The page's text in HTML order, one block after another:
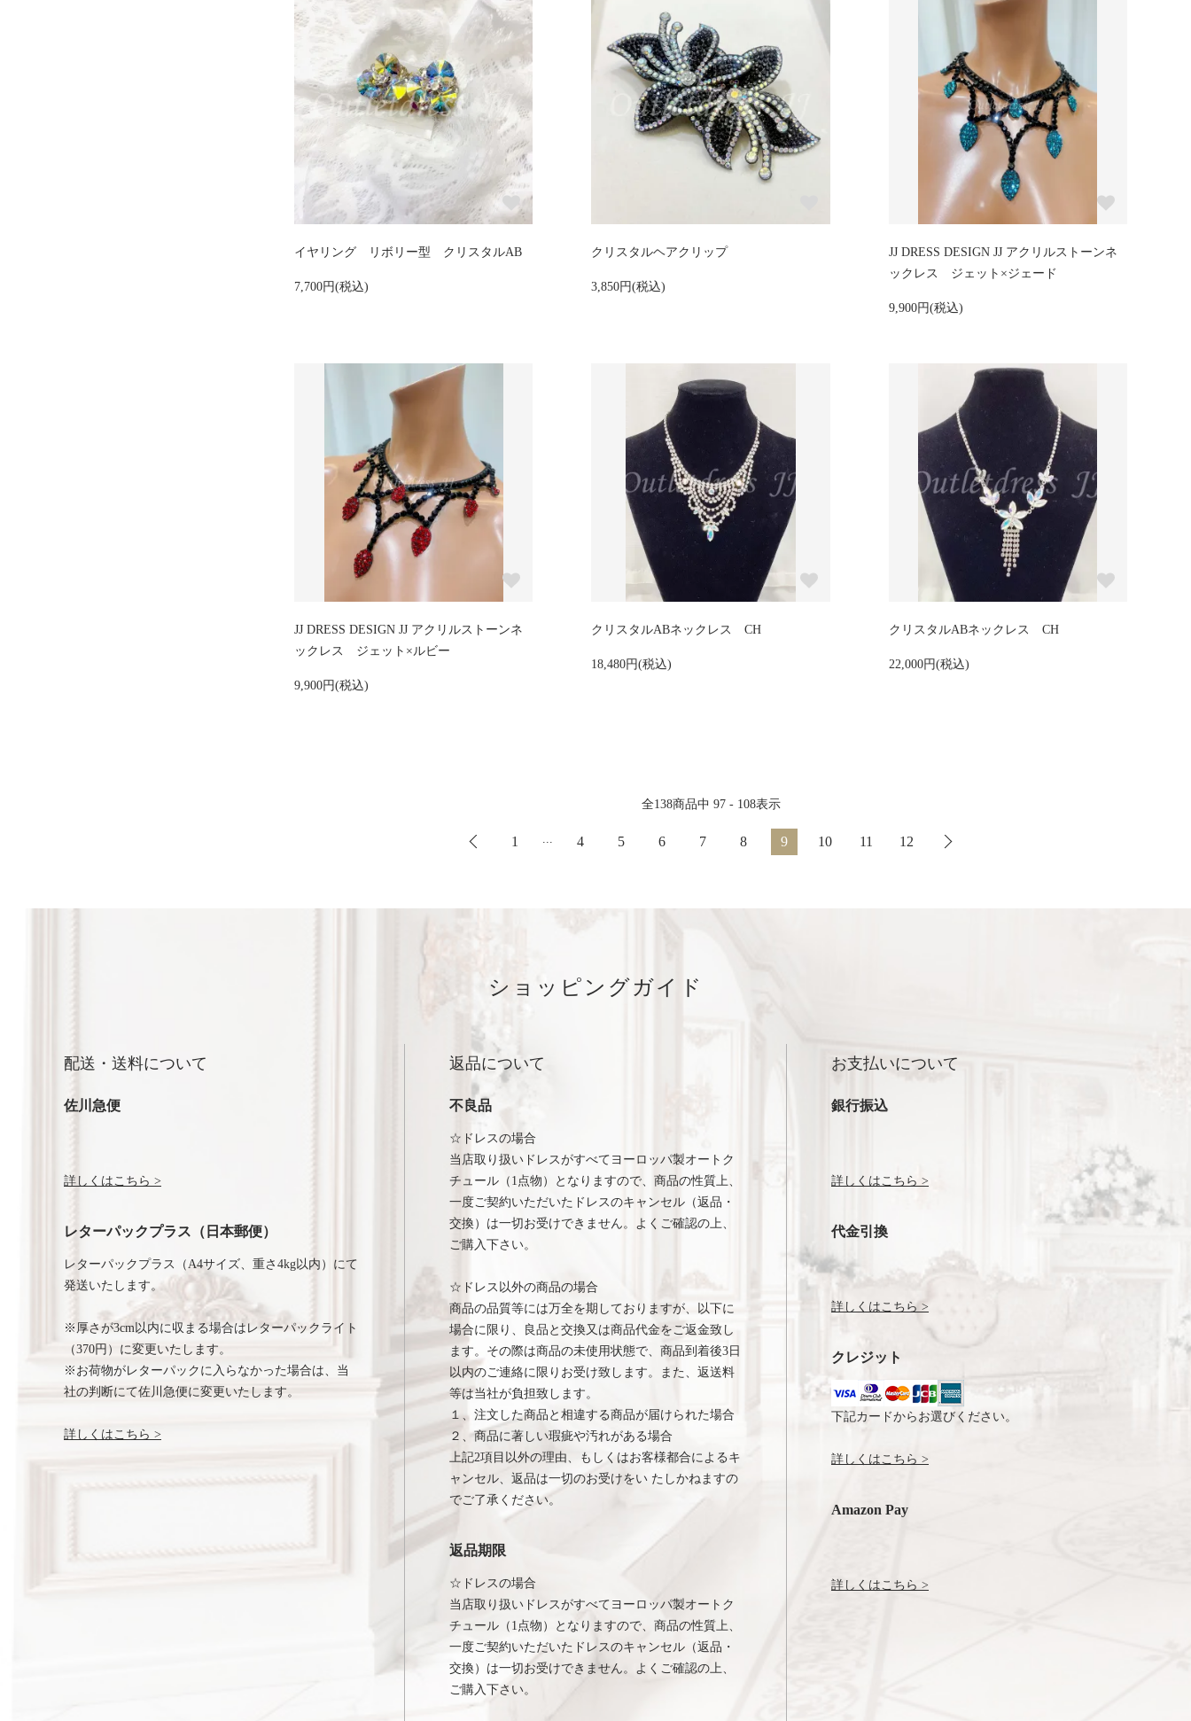
イヤリング リボリー型 クリスタルAB
7,700円(税込)
クリスタルヘアクリップ
3,850円(税込)
JJ DRESS DESIGN JJ アクリルストーンネ
ックレス ジェット×ジェード
9,900円(税込)
JJ DRESS DESIGN JJ アクリルストーンネ
ックレス ジェット×ルビー
9,900円(税込)
クリスタルABネックレス CH
18,480円(税込)
クリスタルABネックレス CH
22,000円(税込)
全138商品中 97 - 108表示
1 ... 4 5 6 7 8 9 10 11 12
ショッピングガイド
配送・送料について
佐川急便
詳しくはこちら >
レターパックプラス（日本郵便）
レターパックプラス（A4サイズ、重さ4kg以内）にて
発送いたします。
※厚さが3cm以内に収まる場合はレターパックライト
（370円）に変更いたします。
※お荷物がレターパックに入らなかった場合は、当
社の判断にて佐川急便に変更いたします。
詳しくはこちら >
返品について
不良品
☆ドレスの場合
当店取り扱いドレスがすべてヨーロッパ製オートク
チュール（1点物）となりますので、商品の性質上、
一度ご契約いただいたドレスのキャンセル（返品・
交換）は一切お受けできません。よくご確認の上、
ご購入下さい。
☆ドレス以外の商品の場合
商品の品質等には万全を期しておりますが、以下に
場合に限り、良品と交換又は商品代金をご返金致し
ます。その際は商品の未使用状態で、商品到着後3日
以内のご連絡に限りお受け致します。また、返送料
等は当社が負担致します。
１、注文した商品と相違する商品が届けられた場合
２、商品に著しい瑕疵や汚れがある場合
上記2項目以外の理由、もしくはお客様都合によるキ
ャンセル、返品は一切のお受けをい たしかねますの
でご了承ください。
返品期限
☆ドレスの場合
当店取り扱いドレスがすべてヨーロッパ製オートク
チュール（1点物）となりますので、商品の性質上、
一度ご契約いただいたドレスのキャンセル（返品・
交換）は一切お受けできません。よくご確認の上、
ご購入下さい。
お支払いについて
銀行振込
詳しくはこちら >
代金引換
詳しくはこちら >
クレジット
下記カードからお選びください。
詳しくはこちら >
Amazon Pay
詳しくはこちら >